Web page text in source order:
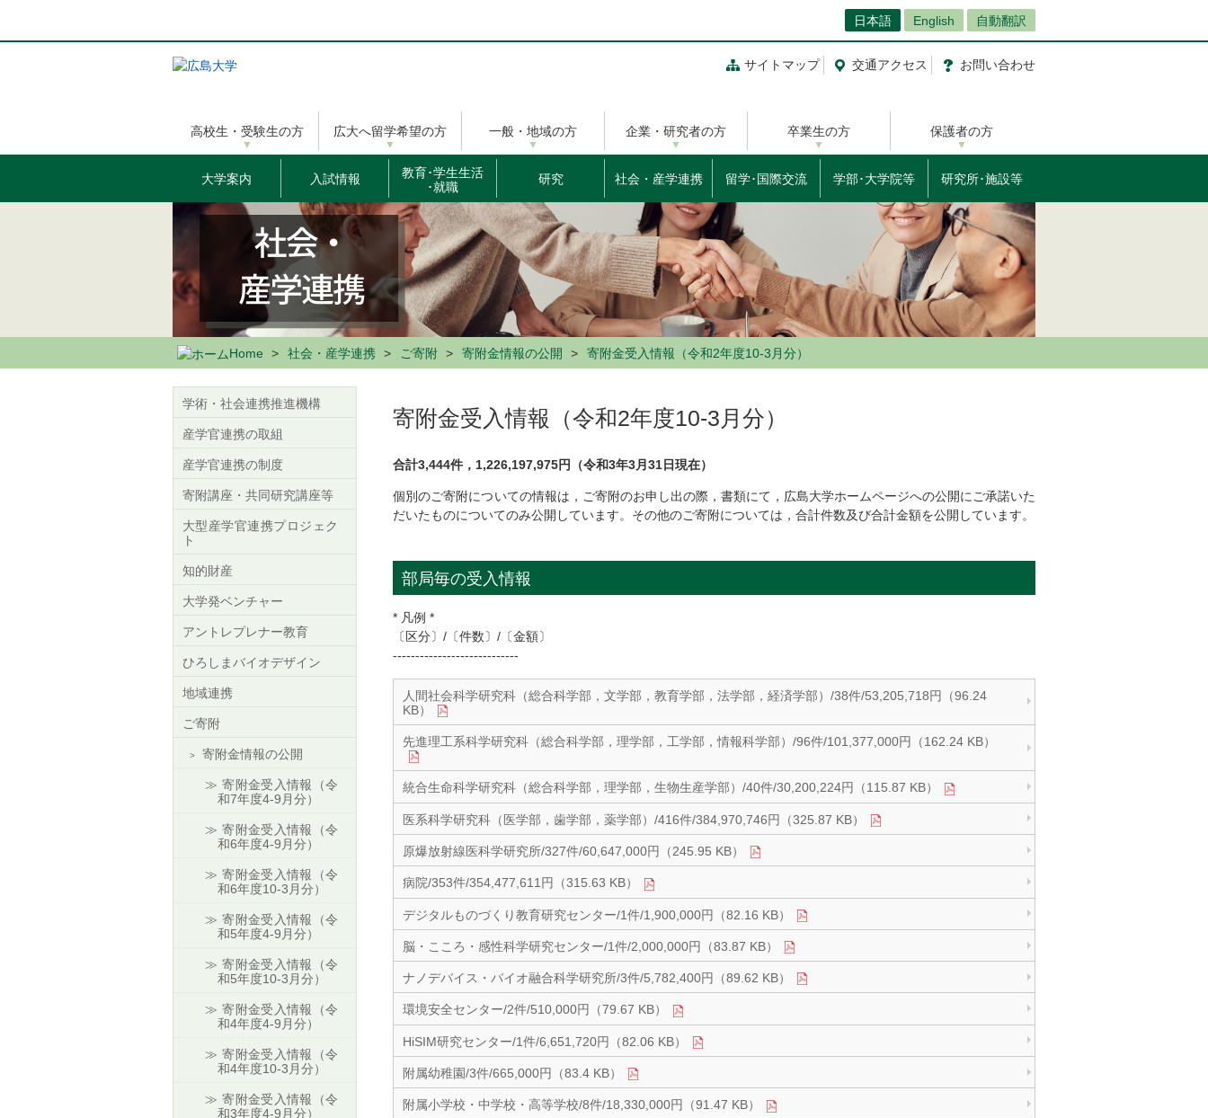
ン
日本語 English 自動翻訳
サイトマップ 交通アクセス お問い合わせ
高校生・受験生の方 広大へ留学希望の方 一般・地域の方 企業・研究者の方 卒業生の方 保護者の方
大学案内 入試情報
教育･学生生活
･就職
研究 社会・産学連携 留学･国際交流 学部･大学院等 研究所･施設等
Home 社会・産学連携 ご寄附 寄附金情報の公開 寄附金受入情報（令和2年度10-3月分）
寄附金受入情報（令和2年度10-3月分）
合計3,444件，1,226,197,975円（令和3年3月31日現在）
個別のご寄附についての情報は，ご寄附のお申し出の際，書類にて，広島大学ホームページへの公開にご承諾いた
だいたものについてのみ公開しています。その他のご寄附については，合計件数及び合計金額を公開しています。
部局毎の受入情報
* 凡例 *
〔区分〕/〔件数〕/〔金額〕
----------------------------
人間社会科学研究科（総合科学部，文学部，教育学部，法学部，経済学部）/38件/53,205,718円（96.24
KB）
先進理工系科学研究科（総合科学部，理学部，工学部，情報科学部）/96件/101,377,000円（162.24 KB）
統合生命科学研究科（総合科学部，理学部，生物生産学部）/40件/30,200,224円（115.87 KB）
医系科学研究科（医学部，歯学部，薬学部）/416件/384,970,746円（325.87 KB）
原爆放射線医科学研究所/327件/60,647,000円（245.95 KB）
病院/353件/354,477,611円（315.63 KB）
デジタルものづくり教育研究センター/1件/1,900,000円（82.16 KB）
脳・こころ・感性科学研究センター/1件/2,000,000円（83.87 KB）
ナノデバイス・バイオ融合科学研究所/3件/5,782,400円（89.62 KB）
環境安全センター/2件/510,000円（79.67 KB）
HiSIM研究センター/1件/6,651,720円（82.06 KB）
附属幼稚園/3件/665,000円（83.4 KB）
附属小学校・中学校・高等学校/8件/18,330,000円（91.47 KB）
学術・社会連携推進機構
産学官連携の取組
産学官連携の制度
寄附講座・共同研究講座等
大型産学官連携プロジェク
ト
知的財産
大学発ベンチャー
アントレプレナー教育
ひろしまバイオデザイン
地域連携
ご寄附
寄附金情報の公開
寄附金受入情報（令
和7年度4-9月分）
寄附金受入情報（令
和6年度4-9月分）
寄附金受入情報（令
和6年度10-3月分）
寄附金受入情報（令
和5年度4-9月分）
寄附金受入情報（令
和5年度10-3月分）
寄附金受入情報（令
和4年度4-9月分）
寄附金受入情報（令
和4年度10-3月分）
寄附金受入情報（令
和3年度4-9月分）